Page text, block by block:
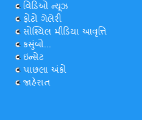
વિડિઓ ન્યૂઝ
ફોટો ગેલેરી
સોશ્યિલ મીડિયા આવૃત્તિ
કસુંબો...
ઇન્સેટ
પાછલા અંકો
જાહેરાત